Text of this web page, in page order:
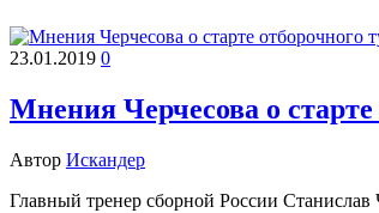
23.01.2019 0
Мнения Черчесова о
Автор Искандер
Главный тренер сборной России